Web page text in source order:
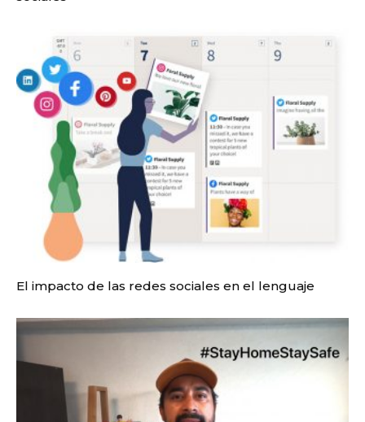
El impacto de las redes sociales en el lenguaje